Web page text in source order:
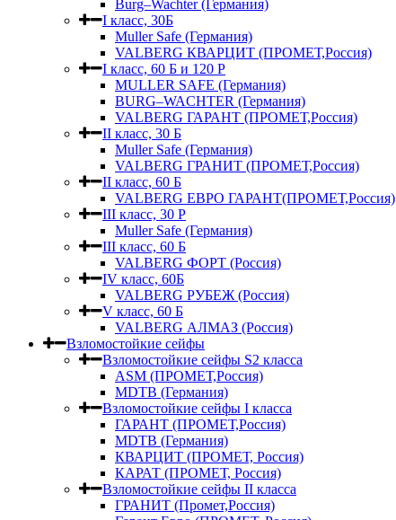
Burg–Wachter (Германия)
I класс, 30Б
Muller Safe (Германия)
VALBERG КВАРЦИТ (ПРОМЕТ,Россия)
I класс, 60 Б и 120 Р
MULLER SAFE (Германия)
BURG–WACHTER (Германия)
VALBERG ГАРАНТ (ПРОМЕТ,Россия)
II класс, 30 Б
Muller Safe (Германия)
VALBERG ГРАНИТ (ПРОМЕТ,Россия)
II класс, 60 Б
VALBERG ЕВРО ГАРАНТ(ПРОМЕТ,Россия)
III класс, 30 Р
Muller Safe (Германия)
III класс, 60 Б
VALBERG ФОРТ (Россия)
IV класс, 60Б
VALBERG РУБЕЖ (Россия)
V класс, 60 Б
VALBERG АЛМАЗ (Россия)
Взломостойкие сейфы
Взломостойкие сейфы S2 класса
ASM (ПРОМЕТ,Россия)
MDTB (Германия)
Взломостойкие сейфы I класса
ГАРАНТ (ПРОМЕТ,Россия)
MDTB (Германия)
КВАРЦИТ (ПРОМЕТ, Россия)
КАРАТ (ПРОМЕТ, Россия)
Взломостойкие сейфы II класса
ГРАНИТ (Промет,Россия)